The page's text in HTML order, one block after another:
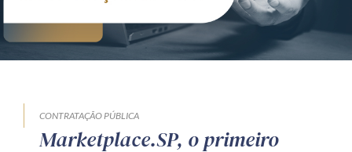
CONTRATAÇÃO PÚBLICA
Marketplace.SP, o primeiro